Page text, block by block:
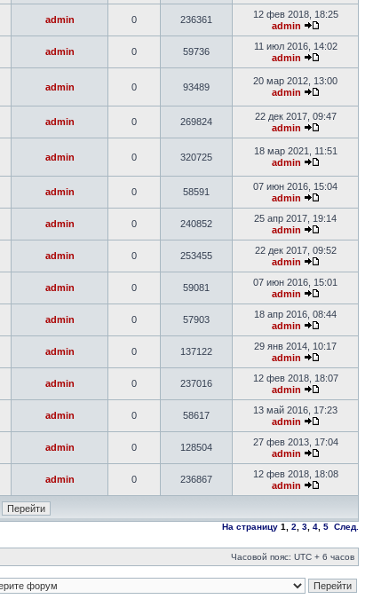
admin 0 236361
12 фев 2018, 18:25
admin
admin 0 59736
11 июл 2016, 14:02
admin
admin 0 93489
20 мар 2012, 13:00
admin
admin 0 269824
22 дек 2017, 09:47
admin
admin 0 320725
18 мар 2021, 11:51
admin
admin 0 58591
07 июн 2016, 15:04
admin
admin 0 240852
25 апр 2017, 19:14
admin
admin 0 253455
22 дек 2017, 09:52
admin
admin 0 59081
07 июн 2016, 15:01
admin
admin 0 57903
18 апр 2016, 08:44
admin
admin 0 137122
29 янв 2014, 10:17
admin
admin 0 237016
12 фев 2018, 18:07
admin
admin 0 58617
13 май 2016, 17:23
admin
admin 0 128504
27 фев 2013, 17:04
admin
admin 0 236867
12 фев 2018, 18:08
admin
На страницу 1 2 3 4 5 След.
Часовой пояс: UTC + 6 часов